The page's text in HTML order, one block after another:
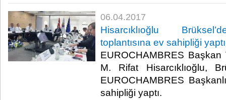
06.04.2017
Hisarcıklıoğlu
toplantısına ev sahipliği yaptı
EUROCHAMBRES
M. Rifat Hisarcıklıoğlu,
EUROCHAMBRES
sahipliği yaptı.​